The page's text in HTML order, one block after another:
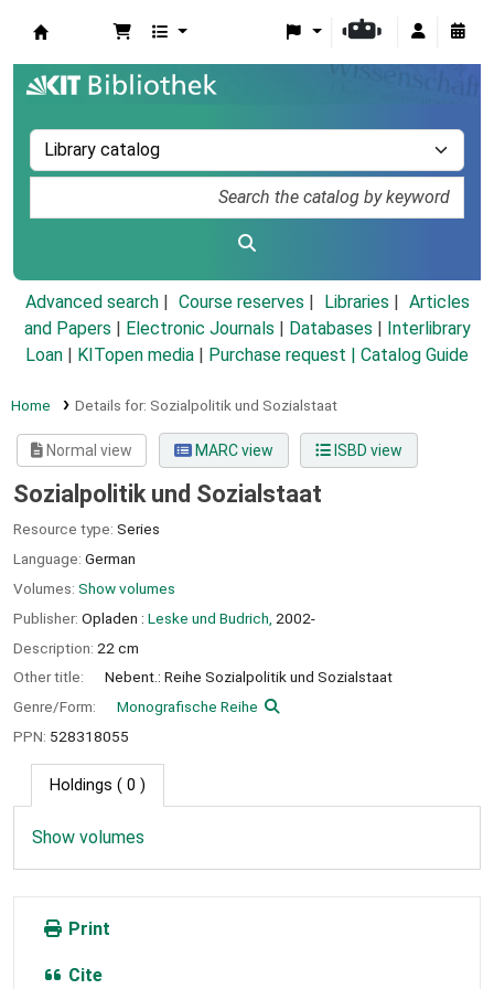
Advanced search Course reserves Libraries
Articles
and Papers
Electronic Journals Databases
Interlibrary
Loan
KITopen media Purchase request | Catalog Guide
Home Details for: Sozialpolitik und Sozialstaat
Normal view MARC view ISBD view
Sozialpolitik und Sozialstaat
Resource type: Series
Language: German
Volumes: Show volumes
Publisher: Opladen : Leske und Budrich, 2002-
Description: 22 cm
Other title:
Nebent.: Reihe Sozialpolitik und Sozialstaat
Genre/Form:
Monografische Reihe
PPN: 528318055
Holdings ( 0 )
Show volumes
Print
Cite